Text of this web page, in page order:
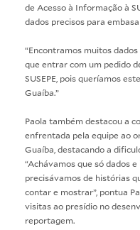
de Acesso à Informaçãoà
dados precisos para
“Encontramos muitos
que entrar com um pedido
SUSEPE, pois queríamos
Guaíba.”
Paola também destacou a
enfrentada pela equipe ao
Guaíba, destacando a
“Achávamos que só dados
precisávamos de histórias
contar e mostrar”, pontua
visitas ao presídio no
reportagem.